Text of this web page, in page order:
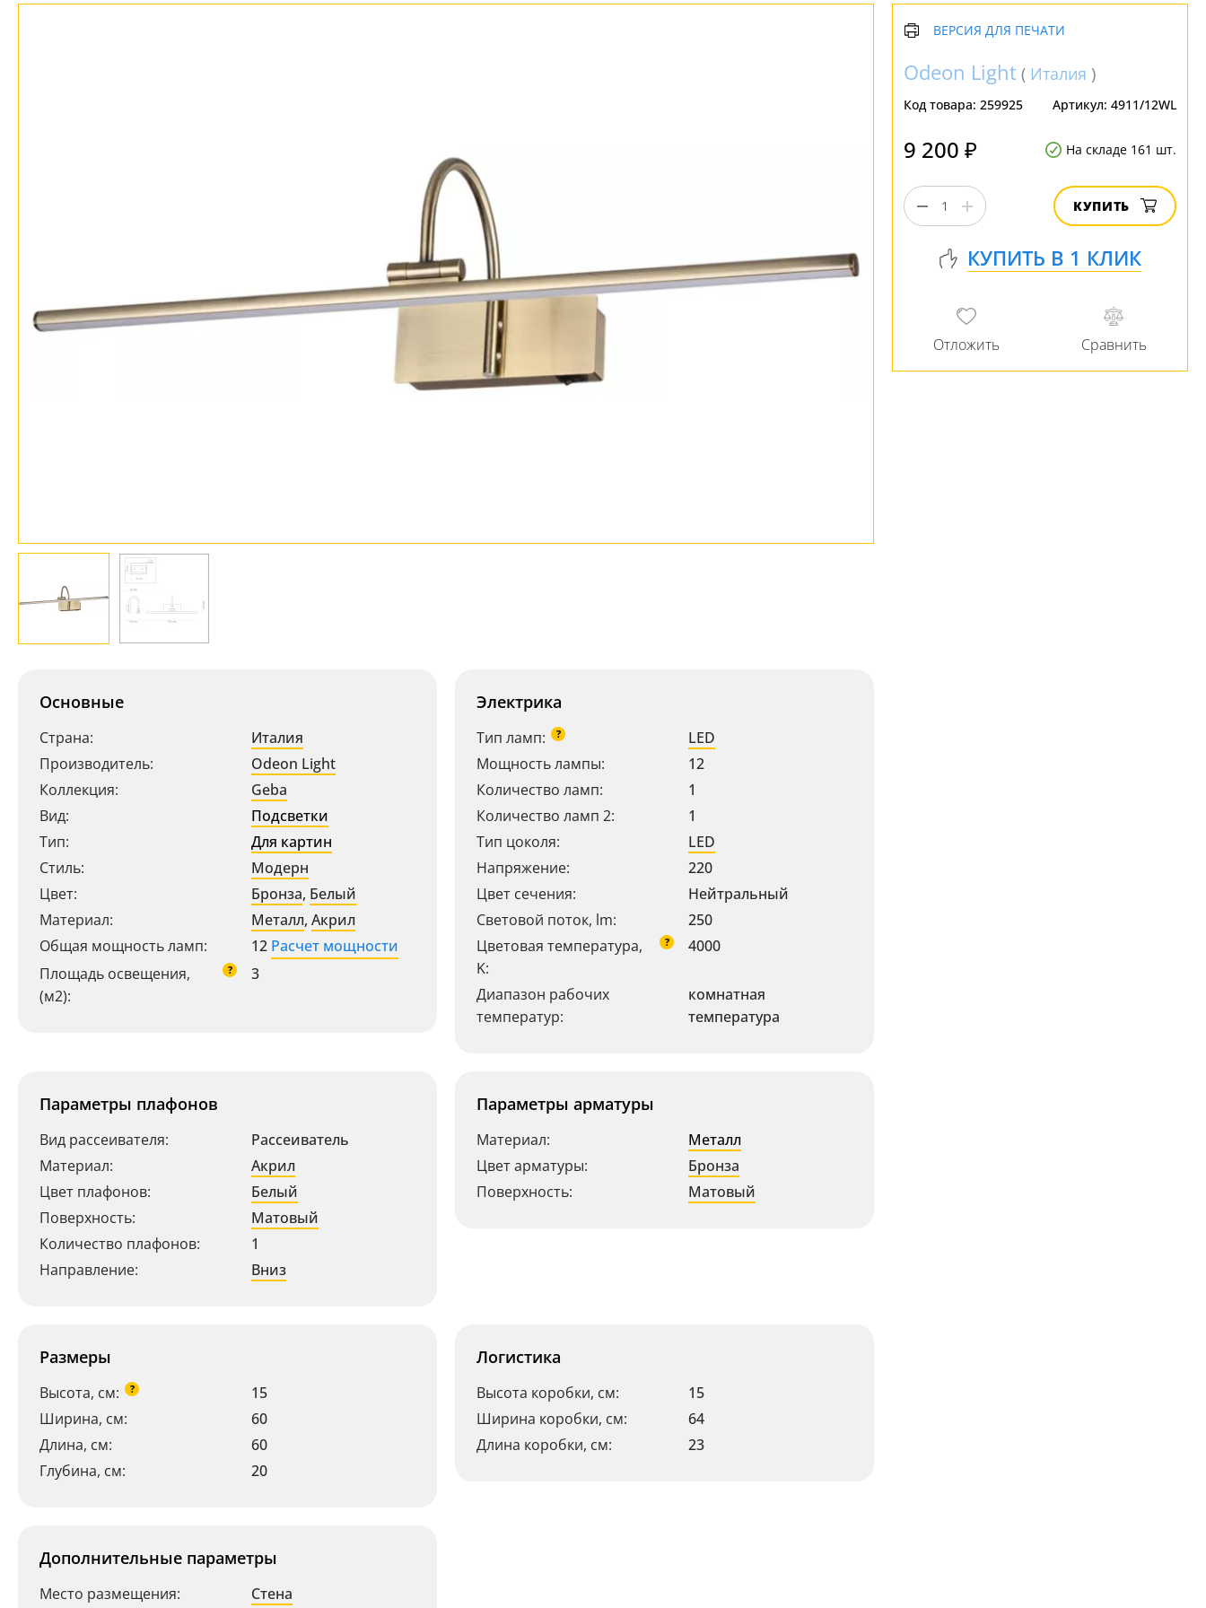
Возврат
Основные
Страна:
Италия
Производитель:
Odeon Light
Коллекция:
Geba
Вид:
Подсветки
Тип:
Для картин
Стиль:
Модерн
Цвет:
Бронза, Белый
Материал:
Металл, Акрил
Общая мощность ламп:
12 Расчет мощности
Площадь освещения,
(м2):
? 3
Электрика
Тип ламп: ?
LED
Мощность лампы:
12
Количество ламп:
1
Количество ламп 2:
1
Тип цоколя:
LED
Напряжение:
220
Цвет сечения:
Нейтральный
Световой поток, lm:
250
Цветовая температура,
K:
? 4000
Диапазон рабочих
температур:
комнатная
температура
Параметры плафонов
Вид рассеивателя:
Рассеиватель
Материал:
Акрил
Цвет плафонов:
Белый
Поверхность:
Матовый
Количество плафонов:
1
Направление:
Вниз
Параметры арматуры
Материал:
Металл
Цвет арматуры:
Бронза
Поверхность:
Матовый
Размеры
Высота, см: ?
15
Ширина, см:
60
Длина, см:
60
Глубина, см:
20
Логистика
Высота коробки, см:
15
Ширина коробки, см:
64
Длина коробки, см:
23
Дополнительные параметры
Место размещения: Стена
ВЕРСИЯ ДЛЯ ПЕЧАТИ
Odeon Light ( Италия )
Код товара: 259925 Артикул: 4911/12WL
9 200 ₽ На складе 161 шт.
КУПИТЬ